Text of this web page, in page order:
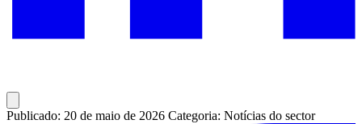
Publicado: 20 de maio de 2026 Categoria: Notícias do sector